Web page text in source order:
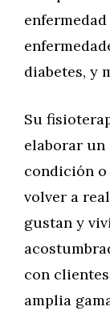
diabetes, y
Su
elaborar
condición o
volver a
gustan y
con
amplia